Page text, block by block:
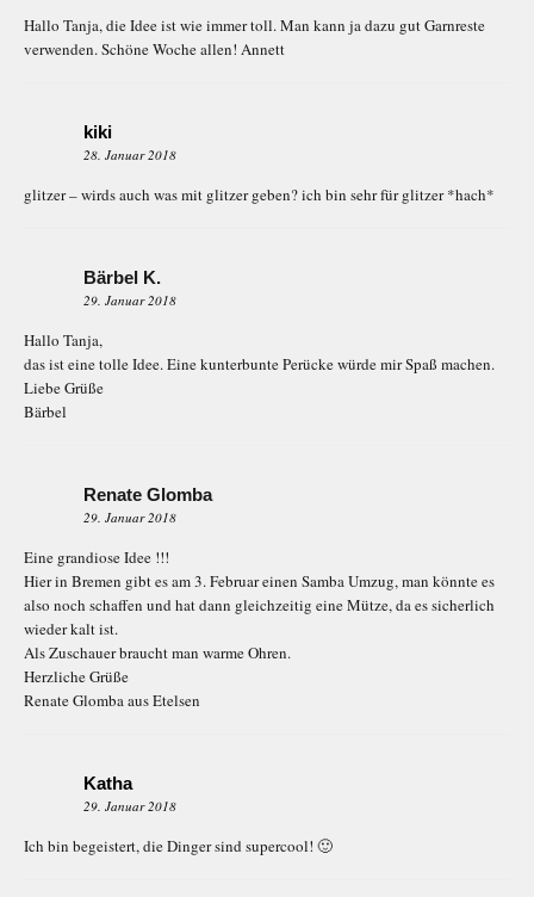
Hallo Tanja, die Idee ist wie immer toll. Man kann ja dazu gut Garnreste
verwenden. Schöne Woche allen! Annett
kiki
28. Januar 2018
glitzer – wirds auch was mit glitzer geben? ich bin sehr für glitzer *hach*
Bärbel K.
29. Januar 2018
Hallo Tanja,
das ist eine tolle Idee. Eine kunterbunte Perücke würde mir Spaß machen.
Liebe Grüße
Bärbel
Renate Glomba
29. Januar 2018
Eine grandiose Idee !!!
Hier in Bremen gibt es am 3. Februar einen Samba Umzug, man könnte es
also noch schaffen und hat dann gleichzeitig eine Mütze, da es sicherlich
wieder kalt ist.
Als Zuschauer braucht man warme Ohren.
Herzliche Grüße
Renate Glomba aus Etelsen
Katha
29. Januar 2018
Ich bin begeistert, die Dinger sind supercool! 🙂